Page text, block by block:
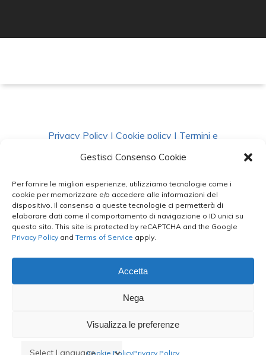
Gestisci Consenso Cookie
Per fornire le migliori esperienze, utilizziamo tecnologie come i
cookie per memorizzare e/o accedere alle informazioni del
dispositivo. Il consenso a queste tecnologie ci permetterà di
elaborare dati come il comportamento di navigazione o ID unici su
questo sito. This site is protected by reCAPTCHA and the Google
Privacy Policy and Terms of Service apply.
Accetta
Nega
Visualizza le preferenze
Cookie PolicyPrivacy Policy
Privacy Policy | Cookie policy | Termini e
Condizioni|Richiedi Dati
facebook instagram whatsappphone
email
Le Bontà del Capo ©